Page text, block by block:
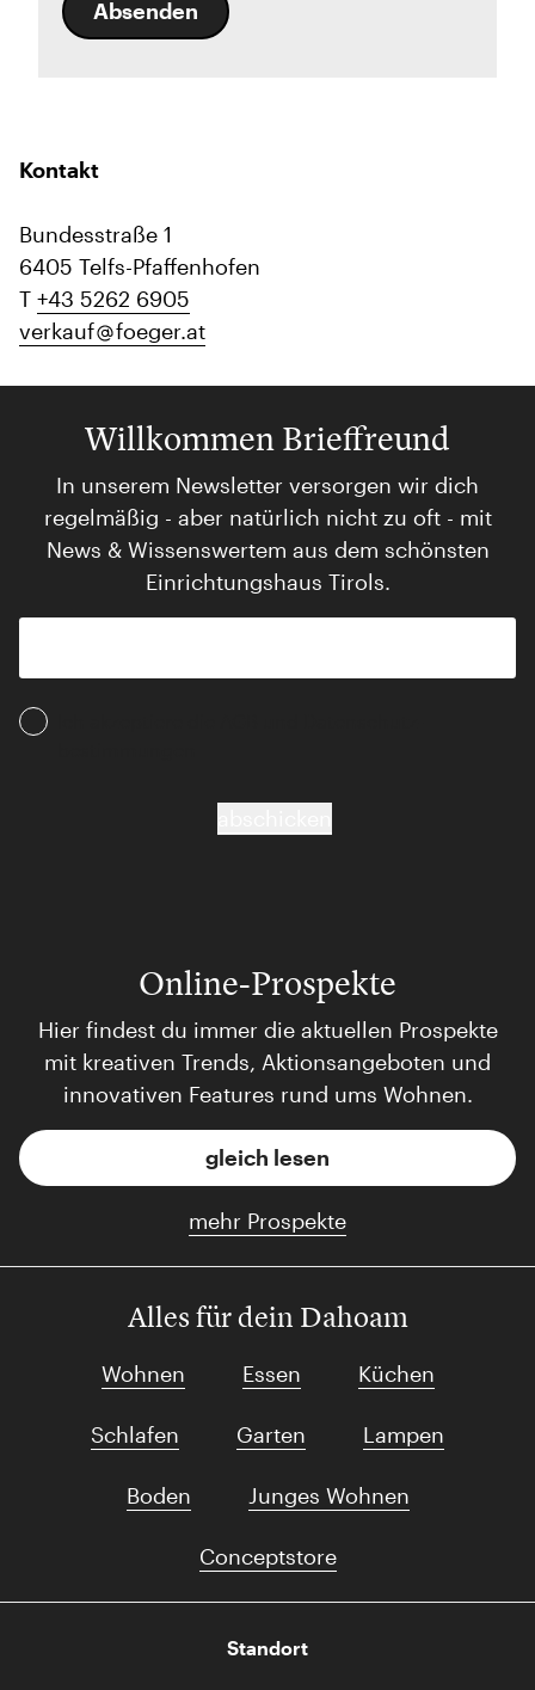
Absenden
Kontakt
Bundesstraße 1
6405 Telfs-Pfaffenhofen
T +43 5262 6905
verkauf
foeger.at
Willkommen Brieffreund
In unserem Newsletter versorgen wir dich
regelmäßig - aber natürlich nicht zu oft - mit
News & Wissenswertem aus dem schönsten
Einrichtungshaus Tirols.
Online-Prospekte
Hier findest du immer die aktuellen Prospekte
mit kreativen Trends, Aktionsangeboten und
innovativen Features rund ums Wohnen.
gleich lesen
mehr Prospekte
Alles für dein Dahoam
Wohnen Essen Küchen
Schlafen Garten Lampen
Boden Junges Wohnen
Conceptstore
Standort